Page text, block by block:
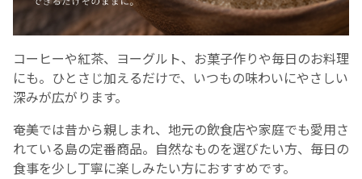
コーヒーや紅茶、ヨーグルト、お菓子作りや毎日のお料理
にも。ひとさじ加えるだけで、いつもの味わいにやさしい
深みが広がります。
奄美では昔から親しまれ、地元の飲食店や家庭でも愛用さ
れている島の定番商品。自然なものを選びたい方、毎日の
食事を少し丁寧に楽しみたい方におすすめです。